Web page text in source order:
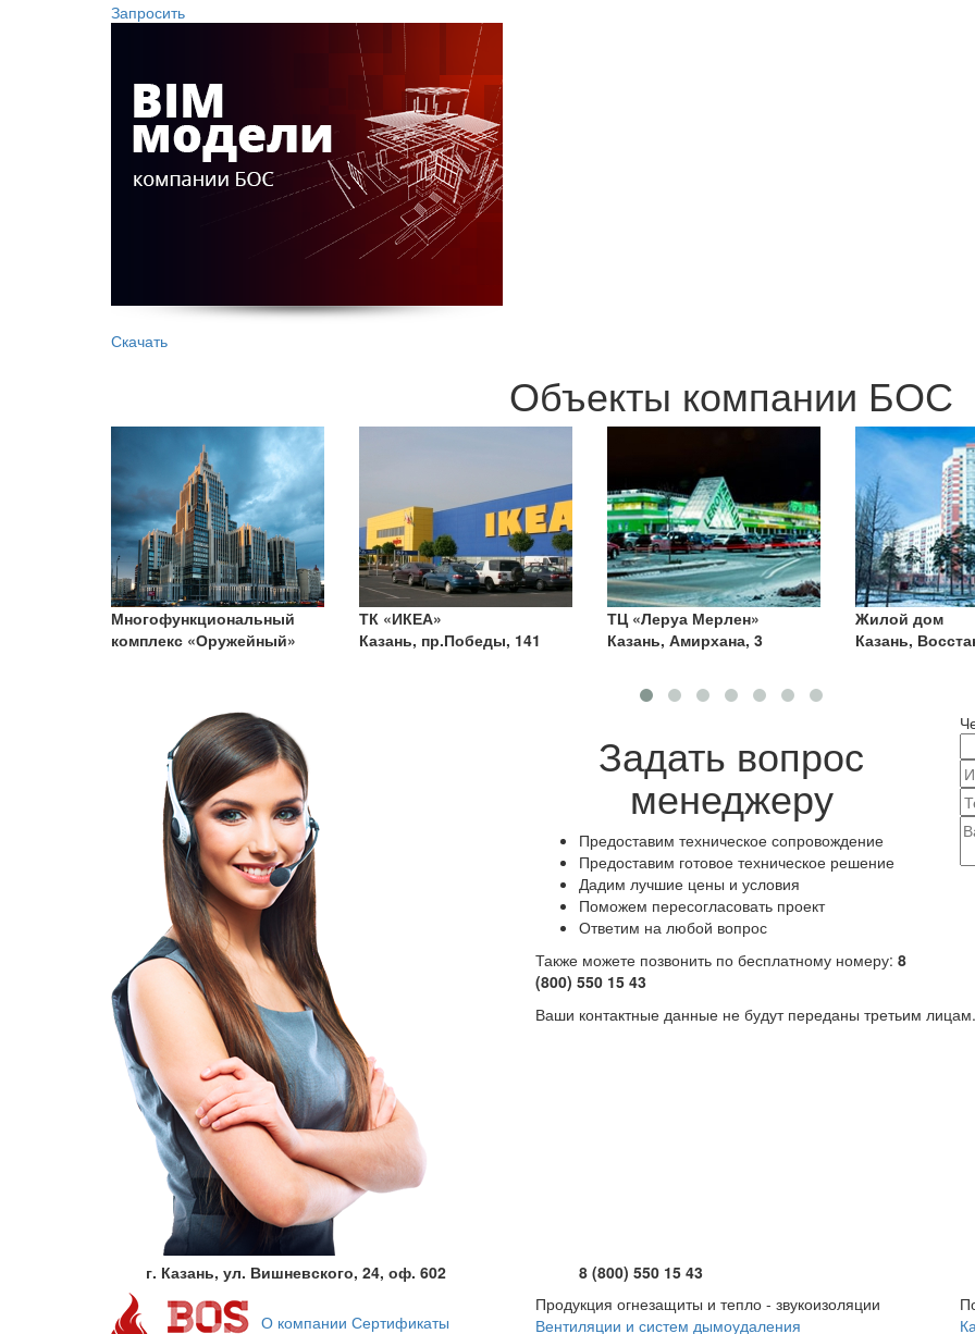
Запросить
Скачать
Объекты компании БОС
ТК «ИКЕА»
Казань, пр.Победы, 141
ТЦ «Леруа Мерлен»
Казань, Амирхана, 3
Жилой дом
Казань, Восстания, 80
ТЦ Сокол,
Задать вопрос
менеджеру
Предоставим техническое сопровождение
Предоставим готовое техническое решение
Дадим лучшие цены и условия
Поможем пересогласовать проект
Ответим на любой вопрос
Также можете позвонить по бесплатному номеру: 8
(800) 550 15 43
Ваши контактные данные не будут переданы третьим
г. Казань, ул. Вишневского, 24, оф. 602 8 (800) 550 15 43
О компании Сертификаты
Продукция огнезащиты и тепло - звукоизоляции
Вентиляции и систем дымоудаления